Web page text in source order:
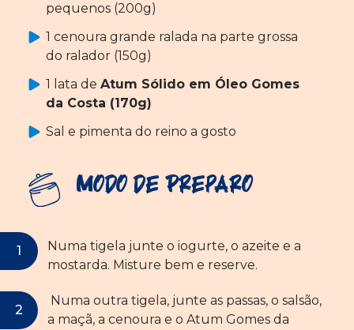
pequenos (200g)
1 cenoura grande ralada na parte grossa
do ralador (150g)
1 lata de Atum Sólido em Óleo Gomes
da Costa (170g)
Sal e pimenta do reino a gosto
Modo de Preparo
Numa tigela junte o iogurte, o azeite e a
mostarda. Misture bem e reserve.
Numa outra tigela, junte as passas, o salsão,
a maçã, a cenoura e o Atum Gomes da